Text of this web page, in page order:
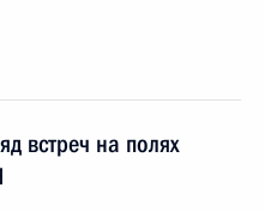
встреч на полях